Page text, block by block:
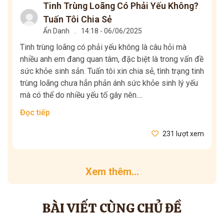
Tinh Trùng Loãng Có Phải Yếu Không?
Tuấn Tôi Chia Sẻ
Ẩn Danh 14:18 - 06/06/2025
Tinh trùng loãng có phải yếu không là câu hỏi mà
nhiều anh em đang quan tâm, đặc biệt là trong vấn đề
sức khỏe sinh sản. Tuấn tôi xin chia sẻ, tình trạng tinh
trùng loãng chưa hẳn phản ánh sức khỏe sinh lý yếu
mà có thể do nhiều yếu tố gây nên....
Đọc tiếp
231 lượt xem
Xem thêm...
BÀI VIẾT CÙNG CHỦ ĐỀ